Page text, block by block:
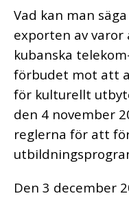
Vad kan man
exporten av
kubanska
förbudet mot att
för kulturellt
den 4 november
reglerna för att
Den 3 december